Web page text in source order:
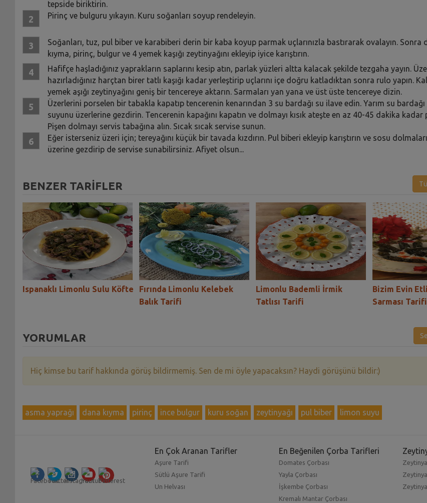
tepside biriktirin.
Pirinç ve bulguru yıkayın. Kuru soğanları soyup rendeleyin.
Soğanları, tuz, pul biber ve karabiberi derin bir kaba koyup parmak uçlarınızla bastırarak ovalayın. Sonra
kıyma, pirinç, bulgur ve 4 yemek kaşığı zeytinyağını ekleyip iyice karıştırın.
Hafifçe haşladığınız yaprakların saplarını kesip atın, parlak yüzleri altta kalacak şekilde tezgaha yayın.
hazırladığınız harçtan birer tatlı kaşığı kadar yerleştirip uçlarını içe doğru katladıktan sonra rulo yapın.
yemek aşığı zeytinyağını geniş bir tencereye aktarın. Sarmaları yan yana ve üst üste tencereye dizin.
Üzerlerini porselen bir tabakla kapatıp tencerenin kenarından 3 su bardağı su ilave edin. Yarım su
suyunu üzerlerine gezdirin. Tencerenin kapağını kapatın ve dolmayı kısık ateşte en az 40-45 dakika kadar
Pişen dolmayı servis tabağına alın. Sıcak sıcak servise sunun.
Eğer isterseniz üzeri için; tereyağını küçük bir tavada kızdırın. Pul biberi ekleyip karıştırın ve sosu
üzerine gezdirip de servise sunabilirsiniz. Afiyet olsun...
BENZER TARİFLER
Ispanaklı Limonlu Sulu Köfte
Fırında Limonlu Kelebek
Balık Tarifi
Limonlu Bademli İrmik
Tatlısı Tarifi
Bizim Evin
Sarması Tarifi
YORUMLAR
Hiç kimse bu tarif hakkında görüş bildirmemiş. Sen de mi öyle yapacaksın? Haydi görüşünü bildir:)
asma yaprağı dana kıyma pirinç ince bulgur kuru soğan zeytinyağı pul biber limon suyu
En Çok Aranan Tarifler
Aşure Tarifi
Sütlü Aşure Tarifi
Un Helvası
En Beğenilen Çorba Tarifleri
Domates Çorbası
Yayla Çorbası
İşkembe Çorbası
Kremalı Mantar Çorbası